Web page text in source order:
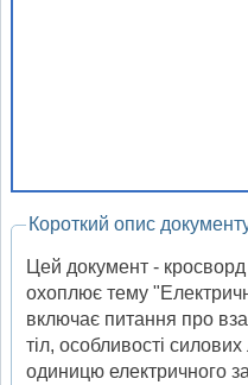
Короткий опис
Цей документ - кросворд
охоплює тему
включає питання про
тіл, особливості
одиницю електричного